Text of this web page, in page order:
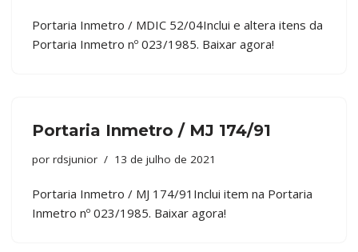
Portaria Inmetro / MDIC 52/04Inclui e altera itens da
Portaria Inmetro nº 023/1985. Baixar agora!
Portaria Inmetro / MJ 174/91
por rdsjunior 13 de julho de 2021
Portaria Inmetro / MJ 174/91Inclui item na Portaria
Inmetro nº 023/1985. Baixar agora!